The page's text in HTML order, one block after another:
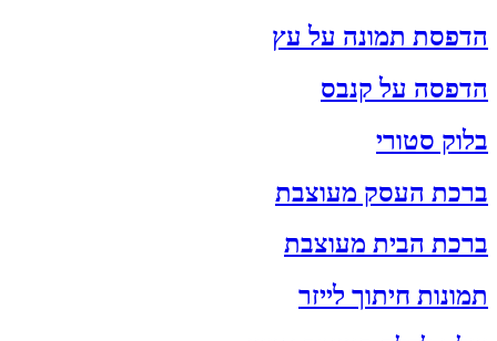
הדפסת תמונה על עץ
הדפסה על קנבס
בלוק סטורי
ברכת העסק מעוצבת
ברכת הבית מעוצבת
תמונות חיתוך לייזר